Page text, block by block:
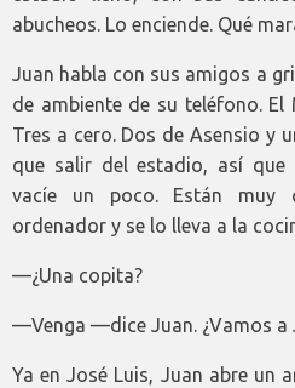
abucheos. Lo enciende. Qué
Juan habla con sus amigos a
de ambiente de su teléfono. El
Tres a cero. Dos de Asensio y
que salir del estadio, así que
vacíe un poco. Están muy
ordenador y se lo lleva a la
—¿Una copita?
—Venga —dice Juan. ¿Vamos a
Ya en José Luis, Juan abre un